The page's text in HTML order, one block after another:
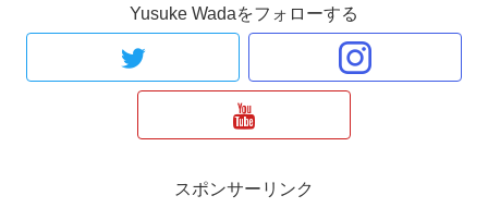
Yusuke Wadaをフォローする
スポンサーリンク